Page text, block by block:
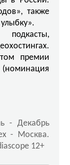
также
подкасты,
премии
- Декабрь
- Москва.
12+